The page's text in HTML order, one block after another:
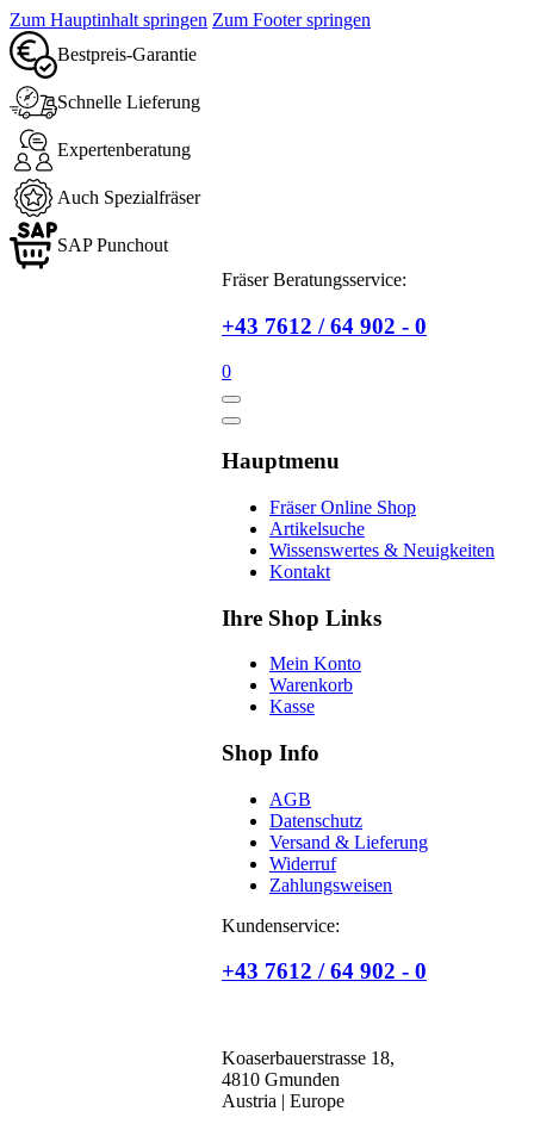
Zum Hauptinhalt springen Zum Footer springen
Bestpreis-Garantie
Schnelle Lieferung
Expertenberatung
Auch Spezialfräser
SAP Punchout
Fräser Beratungsservice:
+43 7612 / 64 902 - 0
0
Hauptmenu
Fräser Online Shop
Artikelsuche
Wissenswertes & Neuigkeiten
Kontakt
Ihre Shop Links
Mein Konto
Warenkorb
Kasse
Shop Info
AGB
Datenschutz
Versand & Lieferung
Widerruf
Zahlungsweisen
Kundenservice:
+43 7612 / 64 902 - 0
Koaserbauerstrasse 18,
4810 Gmunden
Austria | Europe